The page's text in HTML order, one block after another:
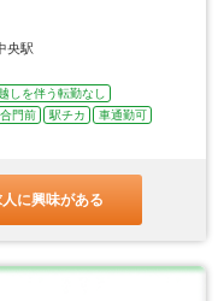
央駅
しを伴う転勤なし
門前 駅チカ
車通勤可
に興味がある